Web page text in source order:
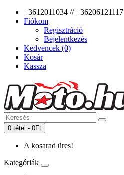
+3612011034 // +36206121117
Fiókom
Regisztráció
Bejelentkezés
Kedvencek (0)
Kosár
Kassza
0 tétel - 0Ft
A kosarad üres!
Kategóriák